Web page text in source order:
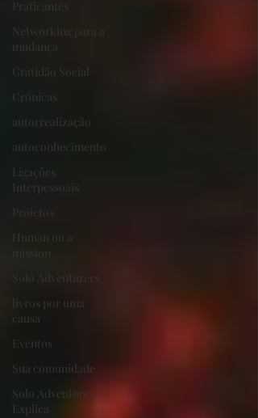
Praticantes
Networking para a
mudança
Gratidão Social
Crónicas
autorrealização
autoconhecimento
Ligações
Interpessoais
Projetos
Human on a
mission
Solo Adventurers
livros por uma
causa
Eventos
Sua comunidade
Solo Adventures
Explica